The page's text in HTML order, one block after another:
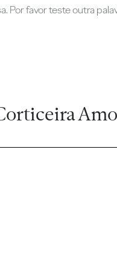
Por favor teste outra